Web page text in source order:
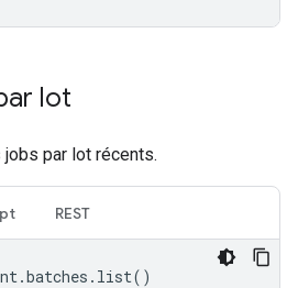
lot
par lot récents.
REST
.batches . list()